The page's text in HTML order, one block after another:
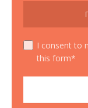
I consent to
this form*